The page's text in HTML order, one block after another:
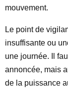
mouvement.
Le point de
insuffisante ou
une journée. Il
annoncée, mais
de la puissance